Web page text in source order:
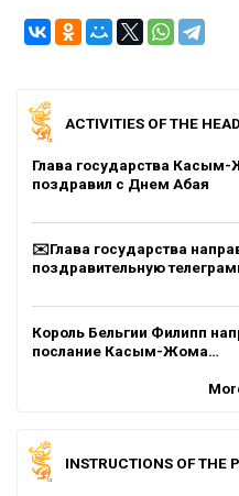
ACTIVITIES OF THE
Глава государства
поздравил с Днем Абая
✉️Глава государства
поздравительную
Король Бельгии Филипп
послание Касым-Жома…
INSTRUCTIONS OF THE